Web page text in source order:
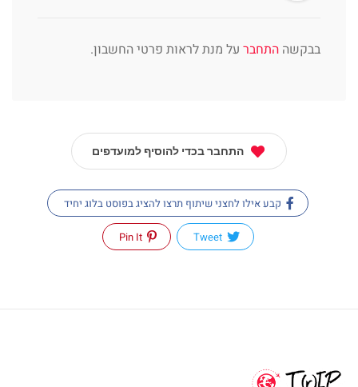
בבקשה התחבר על מנת לראות פרטי החשבון.
התחבר בכדי להוסיף למועדפים
קבע אילו לחצני שיתוף תרצו להציג בפוסט בלוג יחיד
Tweet
Pin It